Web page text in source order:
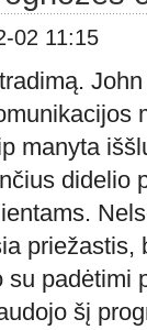
02 11:15
manyta
didelio
priežastis,
padėtimi
šį